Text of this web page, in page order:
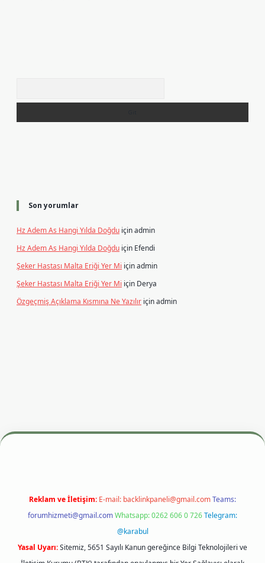
Son yorumlar
Hz Adem As Hangi Yılda Doğdu içinadmin
Hz Adem As Hangi Yılda Doğdu için Efendi
Şeker Hastası Malta Eriği Yer Mi içinadmin
Şeker Hastası Malta Eriği Yer Mi için Derya
Özgeçmiş Açıklama Kısmına Ne Yazılır içinadmin
betexper.xyzm elexbet
Reklam ve İletişim: E-mail: backlinkpaneli@gmail.comTeams:
forumhizmeti@gmail.comWhatsapp: 0262 606 0 726Telegram:
@karabul
Yasal Uyarı:Sitemiz, 5651 Sayılı Kanun gereğince Bilgi Teknolojileri ve